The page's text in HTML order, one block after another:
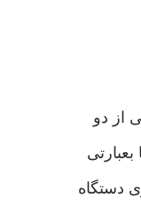
از دو
دستگاه